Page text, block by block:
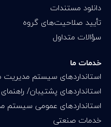
دانلود مستندات
تأیید صلاحیت‌های گروه
سؤالات متداول
خدمات ما
استانداردهای سیستم
استانداردهای پشتیبان/
استانداردهای عمومی سیستم
خدمات صنعتی